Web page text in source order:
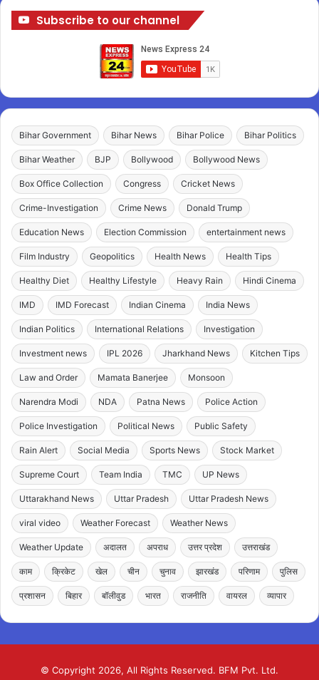
Subscribe to our channel
Bihar Government Bihar News Bihar Police Bihar Politics
Bihar Weather BJP Bollywood Bollywood News
Box Office Collection Congress Cricket News
Crime-Investigation Crime News Donald Trump
Education News Election Commission entertainment news
Film Industry Geopolitics Health News Health Tips
Healthy Diet Healthy Lifestyle Heavy Rain Hindi Cinema
IMD IMD Forecast Indian Cinema India News
Indian Politics International Relations Investigation
Investment news IPL 2026 Jharkhand News Kitchen Tips
Law and Order Mamata Banerjee Monsoon
Narendra Modi NDA Patna News Police Action
Police Investigation Political News Public Safety
Rain Alert Social Media Sports News Stock Market
Supreme Court Team India TMC UP News
Uttarakhand News Uttar Pradesh Uttar Pradesh News
viral video Weather Forecast Weather News
Weather Update अदालत अपराध उत्तर प्रदेश उत्तराखंड
काम क्रिकेट खेल चीन चुनाव झारखंड परिणाम पुलिस
प्रशासन बिहार बॉलीवुड भारत राजनीति वायरल व्यापार
© Copyright 2026, All Rights Reserved. BFM Pvt. Ltd.